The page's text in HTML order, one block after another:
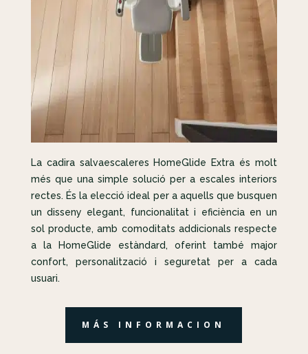
La cadira salvaescaleres HomeGlide Extra és molt
més que una simple solució per a escales interiors
rectes. És la elecció ideal per a aquells que busquen
un disseny elegant, funcionalitat i eficiència en un
sol producte, amb comoditats addicionals respecte
a la HomeGlide estàndard, oferint també major
confort, personalització i seguretat per a cada
usuari.
MÁS INFORMACION